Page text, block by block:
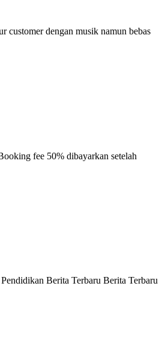
customer dengan musik namun bebas
fee 50% dibayarkan setelah
Berita Terbaru Berita Terbaru